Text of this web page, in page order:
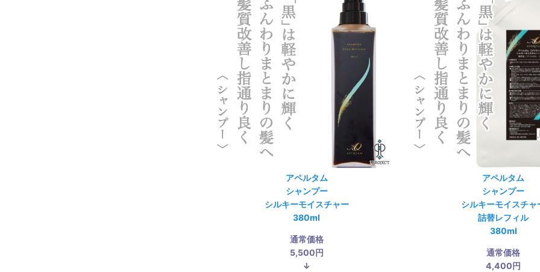
アペルタム
シャンプー
シルキーモイスチャー
380ml
通常価格
5,500円
↓
アペルタム
シャンプー
シルキーモイスチャ
詰替レフィル
380ml
通常価格
4,400円